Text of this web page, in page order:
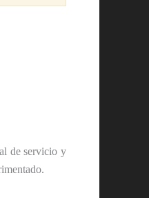
de servicio y